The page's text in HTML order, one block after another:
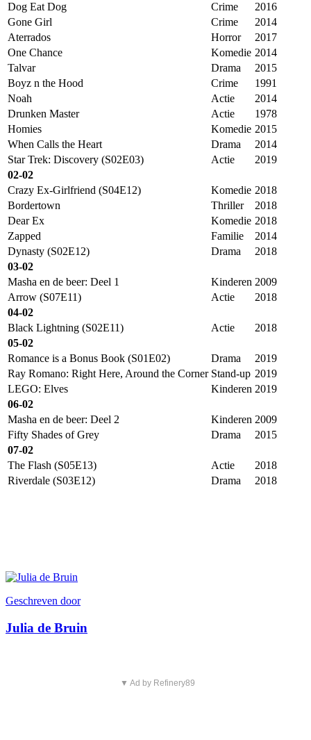
Dog Eat Dog
Crime
2016
Gone Girl
Crime
2014
Aterrados
Horror
2017
One Chance
Komedie 2014
Talvar
Drama
2015
Boyz n the Hood
Crime
1991
Noah
Actie
2014
Drunken Master
Actie
1978
Homies
Komedie 2015
When Calls the Heart
Drama
2014
Star Trek: Discovery (S02E03)
Actie
2019
02-02
Crazy Ex-Girlfriend (S04E12)
Komedie 2018
Bordertown
Thriller
2018
Dear Ex
Komedie 2018
Zapped
Familie
2014
Dynasty (S02E12)
Drama
2018
03-02
Masha en de beer: Deel 1
Kinderen 2009
Arrow (S07E11)
Actie
2018
04-02
Black Lightning (S02E11)
Actie
2018
05-02
Romance is a Bonus Book (S01E02)
Drama
2019
Ray Romano: Right Here, Around the Corner Stand-up 2019
LEGO: Elves
Kinderen 2019
06-02
Masha en de beer: Deel 2
Kinderen 2009
Fifty Shades of Grey
Drama
2015
07-02
The Flash (S05E13)
Actie
2018
Riverdale (S03E12)
Drama 2018
Geschreven door
Julia de Bruin
▼ Ad by Refinery89